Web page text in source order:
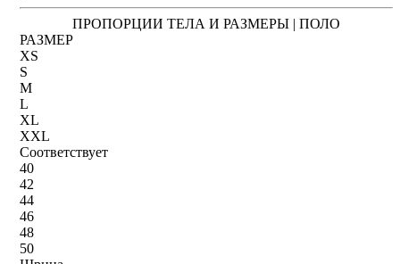
ПРОПОРЦИИ ТЕЛА И РАЗМЕРЫ | ПОЛО
РАЗМЕР
XS
S
M
L
XL
XXL
Соответствует
40
42
44
46
48
50